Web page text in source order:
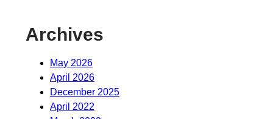
Archives
May 2026
April 2026
December 2025
April 2022